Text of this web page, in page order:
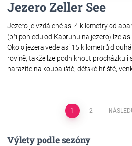
Jezero Zeller See
Jezero je vzdálené asi 4 kilometry od
(při pohledu od Kaprunu na jezero) lze
Okolo jezera vede asi 15 kilometrů
rovině, takže lze podniknout procházku i
narazíte na koupaliště, dětské hřiště,
pro
1 2
Výlety podle sezóny